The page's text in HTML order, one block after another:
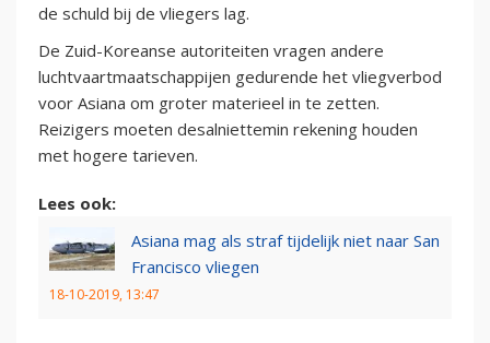
de schuld bij de vliegers lag.
De Zuid-Koreanse autoriteiten vragen andere
luchtvaartmaatschappijen gedurende het vliegverbod
voor Asiana om groter materieel in te zetten.
Reizigers moeten desalniettemin rekening houden
met hogere tarieven.
Lees ook:
Asiana mag als straf tijdelijk niet naar San
Francisco vliegen
18-10-2019, 13:47